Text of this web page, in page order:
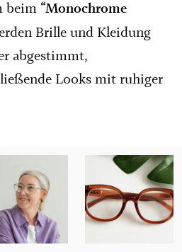
beim “Monochrome
Brille und Kleidung
abgestimmt,
Looks mit ruhiger